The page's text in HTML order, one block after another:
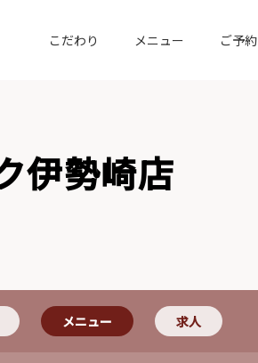
こだわり メニュー ご予約
伊勢崎店
メニュー 求人